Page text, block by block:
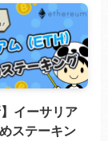
】イーサリア
ステーキン